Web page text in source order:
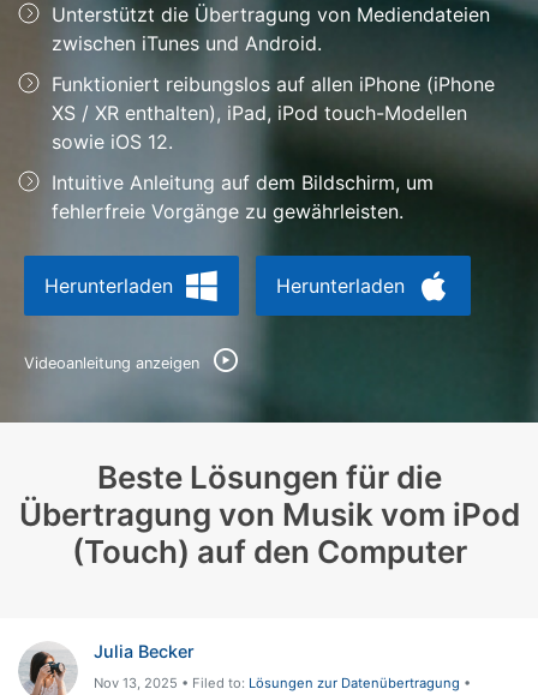
Support
Hilfe und Unterstützung erhalten
DOWNLOAD
Suchen
Unterstützt die Übertragung von Mediendateien
zwischen iTunes und Android.
Funktioniert reibungslos auf allen iPhone (iPhone
XS / XR enthalten), iPad, iPod touch-Modellen
sowie iOS 12.
Intuitive Anleitung auf dem Bildschirm, um
fehlerfreie Vorgänge zu gewährleisten.
Herunterladen Herunterladen
Videoanleitung anzeigen
Beste Lösungen für die
Übertragung von Musik vom iPod
(Touch) auf den Computer
Julia Becker
Nov 13, 2025 • Filed to: Lösungen zur Datenübertragung •